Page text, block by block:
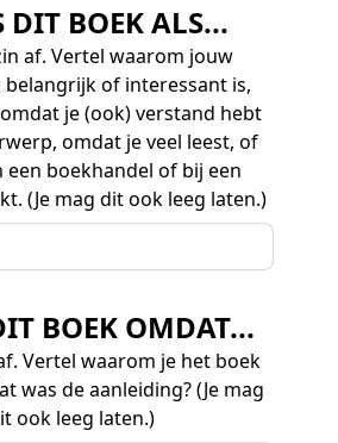
DIT BOEK ALS...
af. Vertel waarom jouw
belangrijk of interessant is,
je (ook) verstand hebt
omdat je veel leest, of
een boekhandel of bij een
(Je mag dit ook leeg laten.)
BOEK OMDAT...
Vertel waarom je het boek
was de aanleiding? (Je mag
ook leeg laten.)